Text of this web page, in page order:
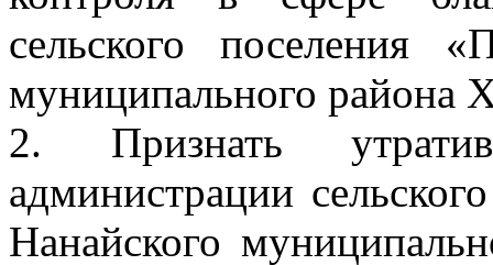
сельского поселения
муниципального района
2. Признать
администрации
Нанайского